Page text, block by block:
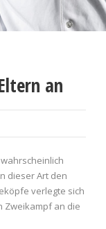
an
dieser Art den
verlegte sich
Zweikampf an die